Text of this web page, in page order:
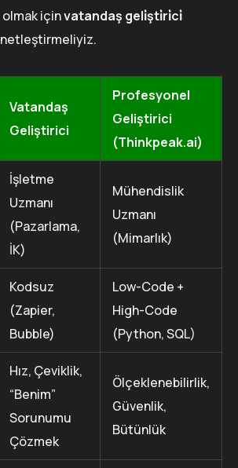
olmak içinvatandaş geli̇şti̇ri̇ci̇
netleştirmeliyiz.
Vatandaş
Geliştirici
Profesyonel
Geliştirici
(Thinkpeak.ai)
İşletme
Uzmanı
(Pazarlama,
İK)
Mühendislik
Uzmanı
(Mimarlık)
Kodsuz
(Zapier,
Bubble)
Low-Code +
High-Code
(Python, SQL)
Hız, Çeviklik,
“Benim”
Sorunumu
Çözmek
Ölçeklenebilirlik,
Güvenlik,
Bütünlük